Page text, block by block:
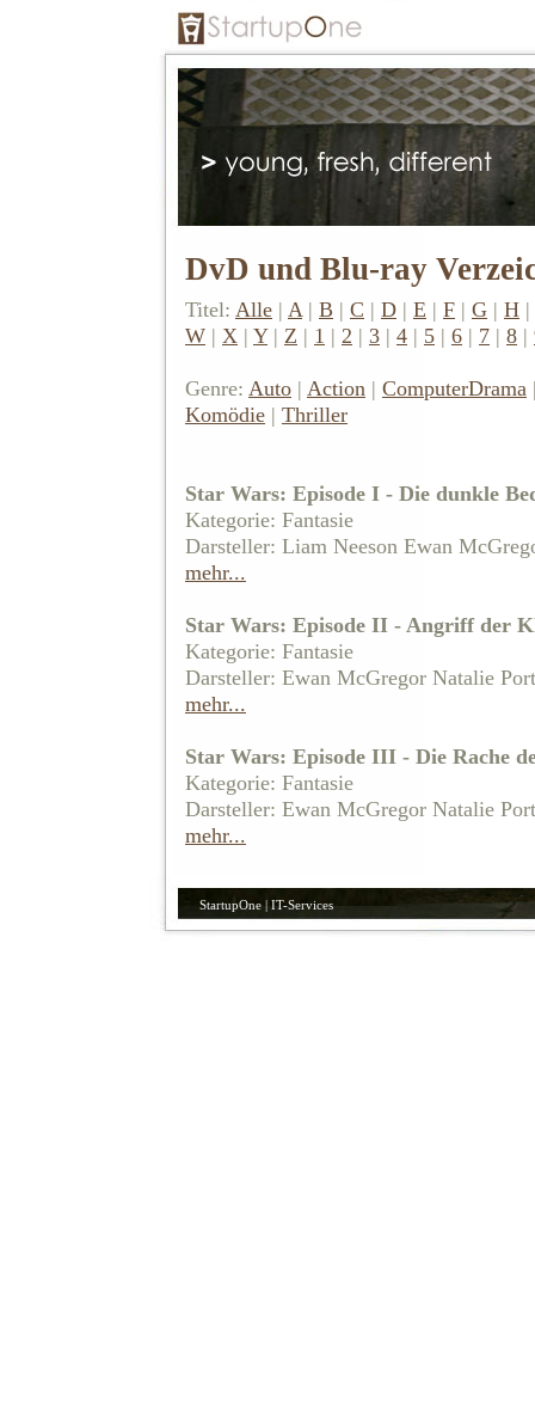
DvD und Blu-ray
Titel: Alle | A| B | C | D | E | F | G | H |
W | X | Y| Z | 1 | 2 | 3 | 4 | 5 | 6 | 7 | 8 |
Genre: Auto | Action | ComputerDrama
Komödie | Thriller
Star Wars: Episode I - Die dunkle
Kategorie: Fantasie
Darsteller: Liam Neeson Ewan
mehr...
Star Wars: Episode II - Angriff der
Kategorie: Fantasie
Darsteller: Ewan McGregor Natalie
mehr...
Star Wars: Episode III - Die Rache
Kategorie: Fantasie
Darsteller: Ewan McGregor Natalie
mehr...
StartupOne | IT-Services